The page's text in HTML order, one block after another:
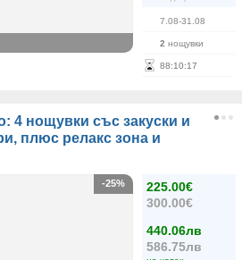
7.08-31.08
2 нощувки
88:10:17
4 нощувки със закуски и
плюс релакс зона и
225.00€
300.00€
440.06лв
586.75лв
-25%